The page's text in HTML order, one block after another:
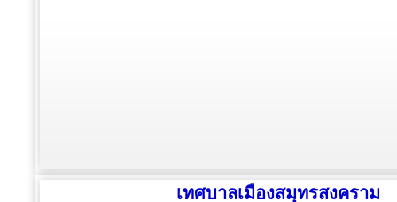
เทศบาลเมืองสมุทรสงคราม